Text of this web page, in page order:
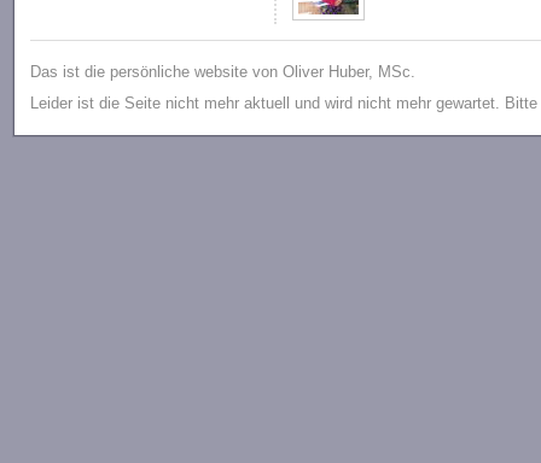
Das ist die persönliche website von Oliver Huber, MSc.
Leider ist die Seite nicht mehr aktuell und wird nicht mehr gewartet.